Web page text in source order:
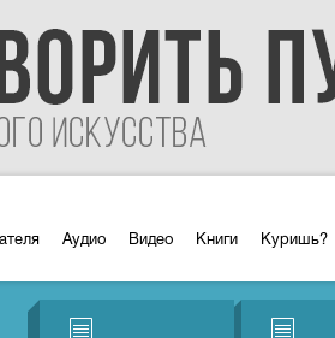
Аудио Видео Книги Куришь?